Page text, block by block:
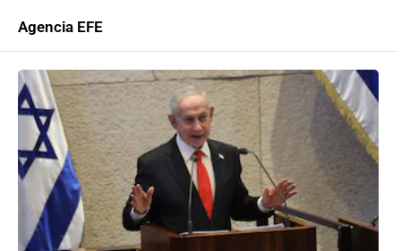
Agencia EFE